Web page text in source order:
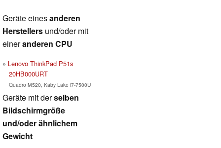
Geräte einesanderen
Herstellers und/oder mit
eineranderen CPU
Lenovo ThinkPad P51s
20HB000URT
Quadro M520, Kaby Lake i7-7500U
Geräte mit derselben
Bildschirmgröße
und/oder ähnlichem
Gewicht